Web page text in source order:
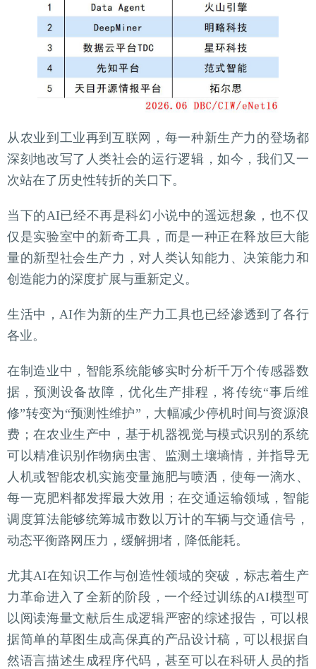
从农业到工业再到互联网，每一种新生产力的登场都
深刻地改写了人类社会的运行逻辑，如今，我们又一
次站在了历史性转折的关口下。
当下的AI已经不再是科幻小说中的遥远想象，也不仅
仅是实验室中的新奇工具，而是一种正在释放巨大能
量的新型社会生产力，对人类认知能力、决策能力和
创造能力的深度扩展与重新定义。
生活中，AI作为新的生产力工具也已经渗透到了各行
各业。
在制造业中，智能系统能够实时分析千万个传感器数
据，预测设备故障，优化生产排程，将传统“事后维
修”转变为“预测性维护”，大幅减少停机时间与资源浪
费；在农业生产中，基于机器视觉与模式识别的系统
可以精准识别作物病虫害、监测土壤墒情，并指导无
人机或智能农机实施变量施肥与喷洒，使每一滴水、
每一克肥料都发挥最大效用；在交通运输领域，智能
调度算法能够统筹城市数以万计的车辆与交通信号，
动态平衡路网压力，缓解拥堵，降低能耗。
尤其AI在知识工作与创造性领域的突破，标志着生产
力革命进入了全新的阶段，一个经过训练的AI模型可
以阅读海量文献后生成逻辑严密的综述报告，可以根
据简单的草图生成高保真的产品设计稿，可以根据自
然语言描述生成程序代码，甚至可以在科研人员的指